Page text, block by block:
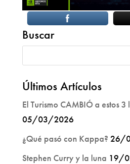
Buscar
Últimos Artículos
El Turismo CAMBIÓ a estos 3
05/03/2026
¿Qué pasó con Kappa? 26/
Stephen Curry y la luna 19/